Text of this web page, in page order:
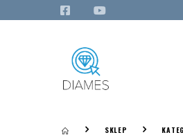
SKLEP